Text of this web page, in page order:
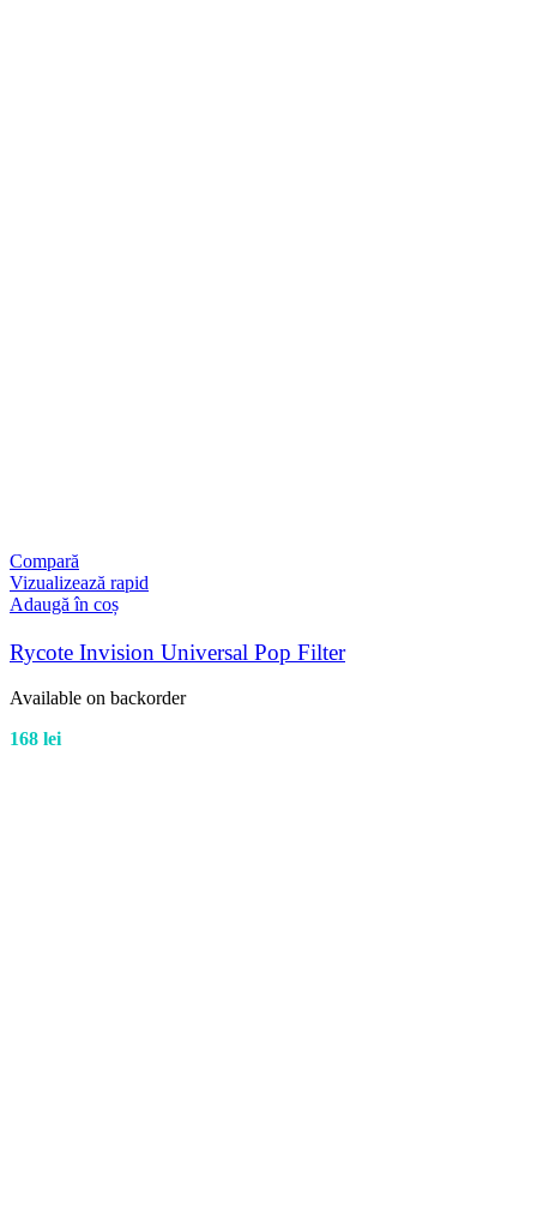
Compară
Vizualizează rapid
Adaugă în coș
Rycote Invision Universal Pop Filter
Available on backorder
168 lei